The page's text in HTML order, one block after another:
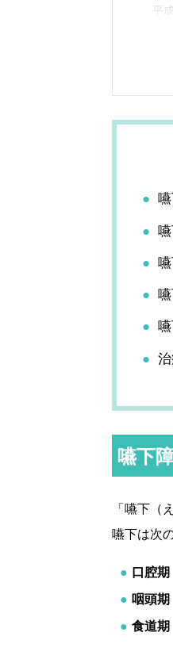
平
嚥下
「嚥下（
嚥下は次
口腔期
咽頭期
食道期